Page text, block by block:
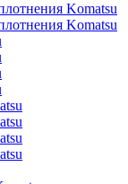
Komatsu
Komatsu